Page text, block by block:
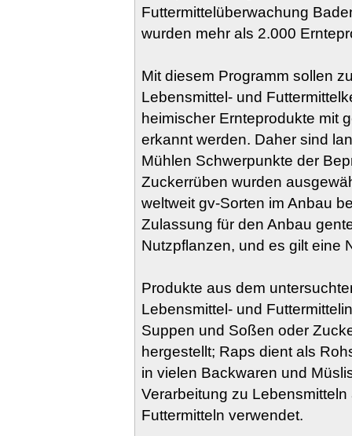
Futtermittelüberwachung
wurden mehr als 2.000
Mit diesem Programm sollen
Lebensmittel- und
heimischer Ernteprodukte mit
erkannt werden. Daher sind
Mühlen Schwerpunkte der
Zuckerrüben wurden
weltweit gv-Sorten im Anbau
Zulassung für den Anbau
Nutzpflanzen, und es gilt eine
Produkte aus dem
Lebensmittel- und
Suppen und Soßen oder
hergestellt; Raps dient als
in vielen Backwaren und
Verarbeitung zu
Futtermitteln verwendet.